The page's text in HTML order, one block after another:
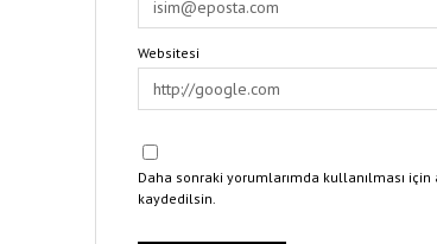
Websitesi
Daha sonraki yorumlarımda kullanılması
kaydedilsin.